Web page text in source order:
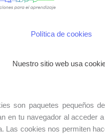
Política de cookies
Nuestro sitio web usa
son paquetes pequeños
en tu navegador al acceder
Las cookies nos permiten